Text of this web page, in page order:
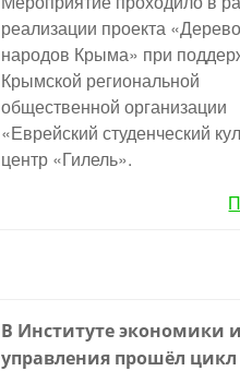
реализации проекта
народов Крыма» при
Крымской региональной
общественной организации
«Еврейский студенческий
центр «Гилель».
В Институте экономики и
управления прошёл цикл